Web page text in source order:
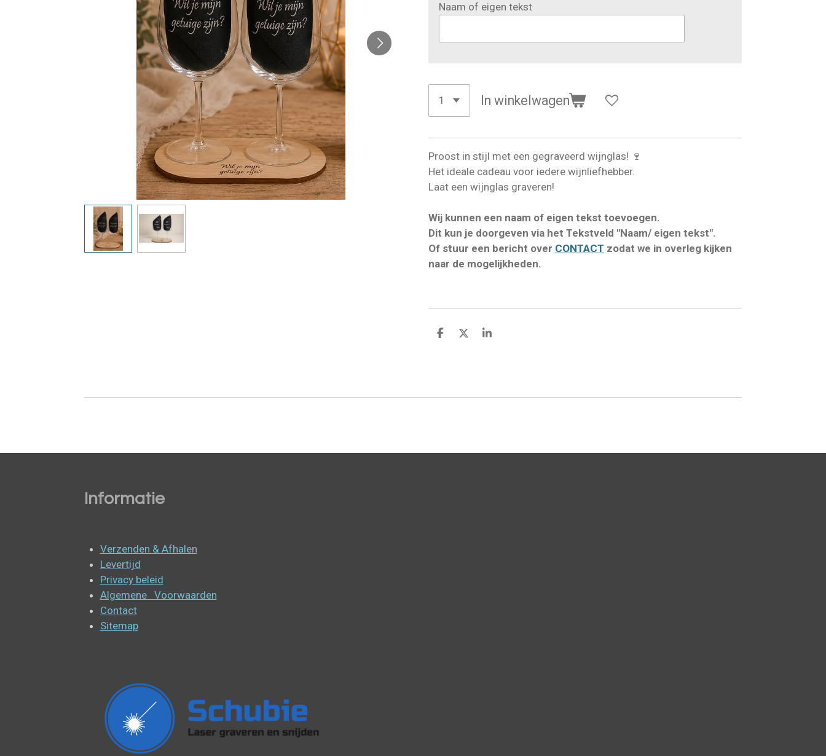
Naam of eigen tekst
In winkelwagen
Proost in stijl met een gegraveerd wijnglas! 🍷
Het ideale cadeau voor iedere wijnliefhebber.
Laat een wijnglas graveren!
Wij kunnen een naam of eigen tekst toevoegen.
Dit kun je doorgeven via het Tekstveld "Naam/ eigen tekst".
Of stuur een bericht over CONTACT zodat we in overleg kijken
naar de mogelijkheden.
D
D
S
Informatie
Verzenden & Afhalen
Levertijd
Privacy beleid
Algemene Voorwaarden
Contact
Sitemap